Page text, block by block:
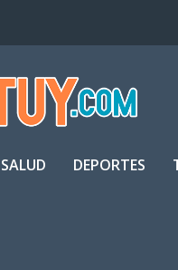
SALUD DEPORTES